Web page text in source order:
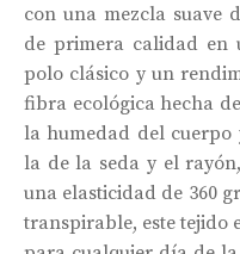
con una mezcla suave
de primera calidad en
polo clásico y un
fibra ecológica hecha
la humedad del cuerpo
la de la seda y el
una elasticidad de 360
transpirable, este tejido